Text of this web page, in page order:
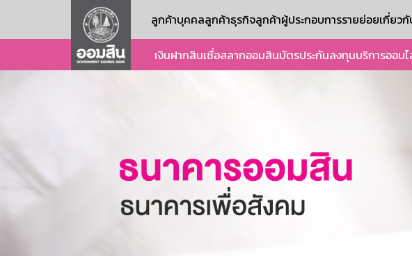
ลูกค้าบุคคลลูกค้าธุรกิจลูกค้าผู้ประกอบการรายย่อยเกี่ยว
เงินฝากสินเชื่อสลากออมสินบัตรประกันลงทุนบริการออน